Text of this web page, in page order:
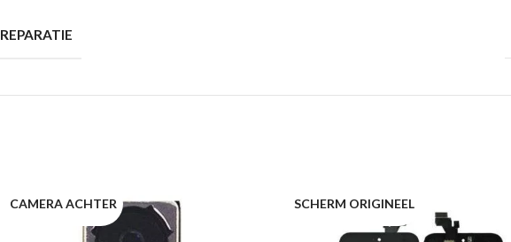
REPARATIE
CAMERA ACHTER SCHERM ORIGINEEL